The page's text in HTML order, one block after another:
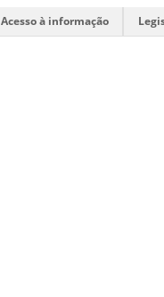
Acesso à informação